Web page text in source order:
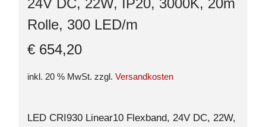
24V DC, 22W, IP20, 3000K, 20m
Rolle, 300 LED/m
€ 654,20
inkl. 20 % MwSt. zzgl. Versandkosten
LED CRI930 Linear10 Flexband, 24V DC, 22W,